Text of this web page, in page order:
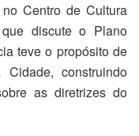
Centro de Cultura
discute o Plano
teve o propósito de
construindo
as diretrizes do